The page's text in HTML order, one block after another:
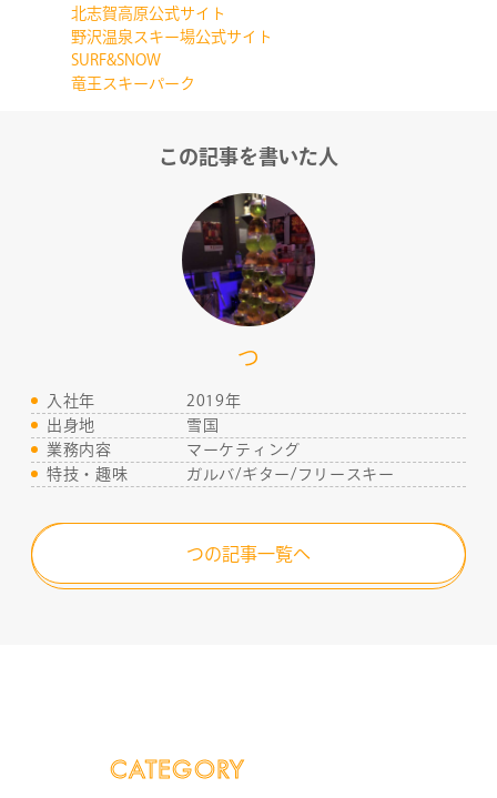
北志賀高原公式サイト
野沢温泉スキー場公式サイト
SURF&SNOW
竜王スキーパーク
CATEGORY
この記事を書いた人
つ
入社年
2019年
出身地
雪国
業務内容
マーケティング
特技・趣味
ガルバ/ギター/フリースキー
つの記事一覧へ